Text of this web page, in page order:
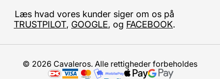
Læs hvad vores kunder siger om os på
TRUSTPILOT, GOOGLE, og FACEBOOK.
© 2026 Cavaleros. Alle rettigheder forbeholdes